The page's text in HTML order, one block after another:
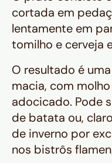
cortada em
lentamente em
tomilho e cerveja
O resultado é
macia, com
adocicado. Pode
de batata ou,
de inverno por
nos bistrôs